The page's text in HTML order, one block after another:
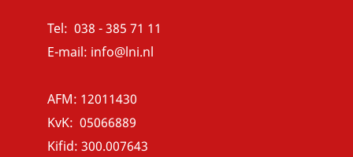
Tel: 038 - 385 71 11
E-mail: info@lni.nl
AFM: 12011430
KvK: 05066889
Kifid: 300.007643